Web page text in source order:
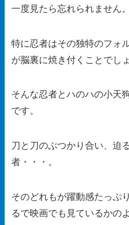
一度見たら忘れられません。
特に忍者はその独特のフォ
が脳裏に焼き付くことでしょ
そんな忍者とハのハの小天
です。
刀と刀のぶつかり合い、迫
者・・・。
そのどれもが躍動感たっぷ
るで映画でも見ているかのよ